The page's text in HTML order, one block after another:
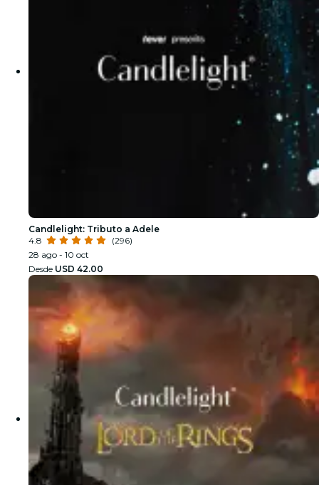
Candlelight: Tributo a Adele
4.8
(296)
28 ago - 10 oct
Desde USD 42.00